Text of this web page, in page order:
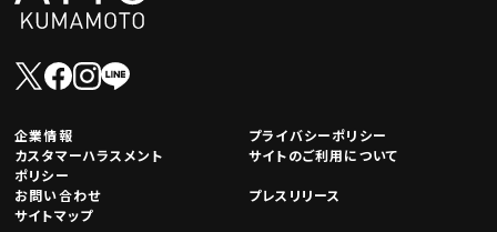
企業情報
プライバシーポリシー
カスタマーハラスメント
ポリシー
サイトのご利用について
お問い合わせ
プレスリリース
サイトマップ